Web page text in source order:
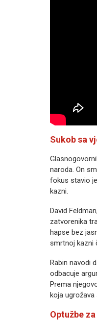
Sukob sa
naroda. On
fokus stavio
kazni.
David
zatvorenika
hapse bez
smrtnoj kazni
Rabin navodi
odbacuje
Prema
koja ugrožava
Optužbe